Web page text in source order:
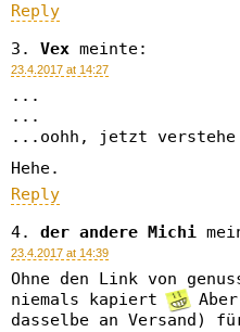
Reply
Vex meinte:
23.4.2017 at 14:27
...
...
...oohh, jetzt
Hehe.
Reply
der andere Michi
23.4.2017 at 14:39
Ohne den Link von
niemals kapiert
Aber
dasselbe an Versand)